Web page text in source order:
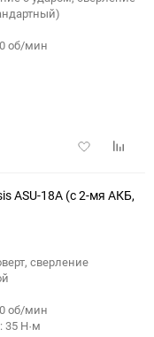
об/мин
Добавить
ASU-18A (с 2-мя АКБ,
сверление
об/мин
35 Н·м